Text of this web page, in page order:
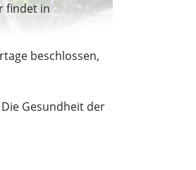
findet in
beschlossen,
Gesundheit der